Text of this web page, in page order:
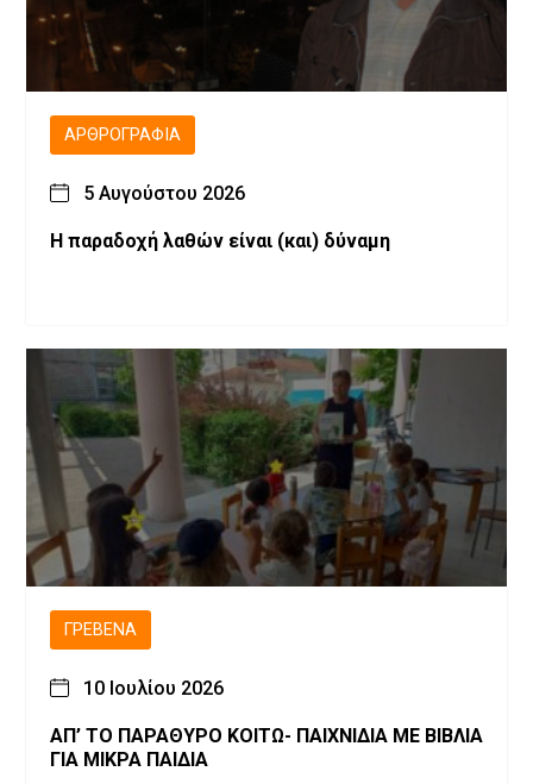
ΑΡΘΡΟΓΡΑΦΊΑ
5 Αυγούστου 2026
H παραδοχή λαθών είναι (και) δύναμη
ΓΡΕΒΕΝΆ
10 Ιουλίου 2026
ΑΠ’ ΤΟ ΠΑΡΑΘΥΡΟ ΚΟΙΤΩ- ΠΑΙΧΝΙΔΙΑ ΜΕ ΒΙΒΛΙΑ
ΓΙΑ ΜΙΚΡΑ ΠΑΙΔΙΑ